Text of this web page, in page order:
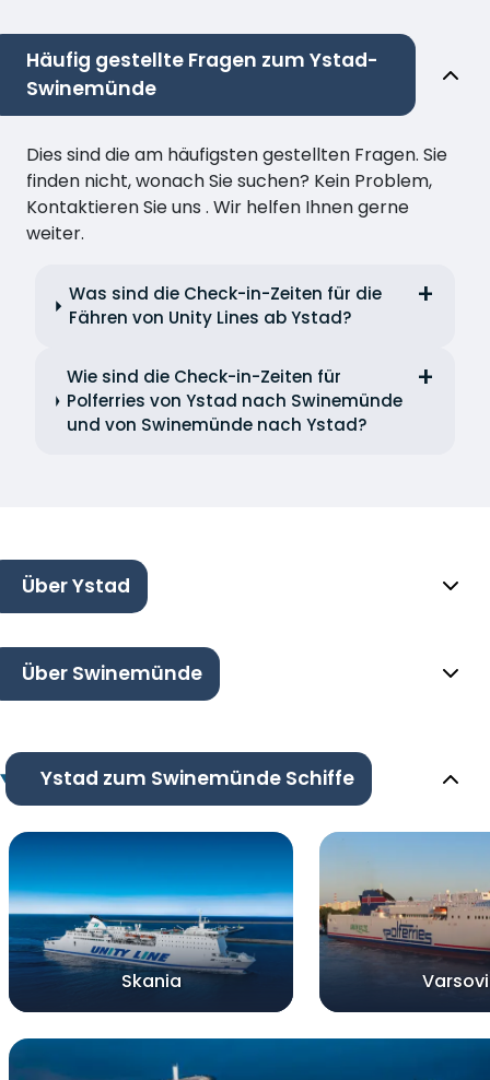
Häufig gestellte Fragen zum Ystad-
Swinemünde
Dies sind die am häufigsten gestellten Fragen. Sie
finden nicht, wonach Sie suchen? Kein Problem,
Kontaktieren Sie uns . Wir helfen Ihnen gerne
weiter.
Was sind die Check-in-Zeiten für die
Fähren von Unity Lines ab Ystad?
Wie sind die Check-in-Zeiten für
Polferries von Ystad nach Swinemünde
und von Swinemünde nach Ystad?
Über Ystad
Über Swinemünde
Ystad zum Swinemünde Schiffe
Skania